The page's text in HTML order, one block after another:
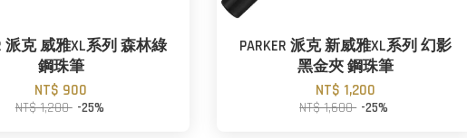
派克 威雅XL系列 森林綠
鋼珠筆
NT$ 900
NT$ 1,200 -25%
PARKER 派克 新威雅XL系列 幻影
黑金夾 鋼珠筆
NT$ 1,200
NT$ 1,600 -25%